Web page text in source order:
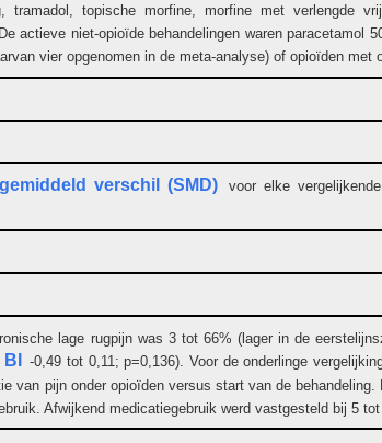
tramadol, topische morfine, morfine met verlengde
actieve niet-opioïde behandelingen waren
vier opgenomen in de meta-analyse) of opioïden
verschil (SMD)
voor elke
lage rugpijn was 3 tot 66% (lager in de
BI
-0,49 tot 0,11; p=0,136). Voor de onderlinge
van pijn onder opioïden versus start van de
Afwijkend medicatiegebruik werd vastgesteld bij 5